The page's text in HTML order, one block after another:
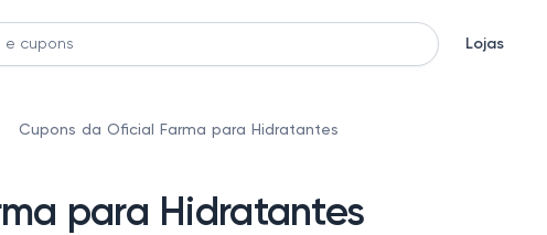
Lojas
Cupons da Oficial Farma para Hidratantes
para Hidratantes